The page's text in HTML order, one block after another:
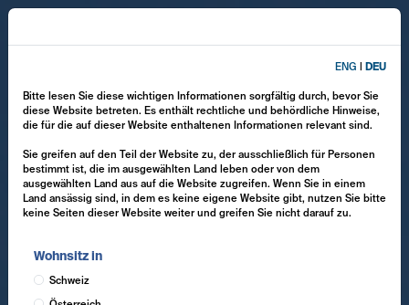
ENG DEU
Bitte lesen Sie diese wichtigen Informationen sorgfältig durch, bevor Sie
diese Website betreten. Es enthält rechtliche und behördliche Hinweise,
die für die auf dieser Website enthaltenen Informationen relevant sind.
Sie greifen auf den Teil der Website zu, der ausschließlich für Personen
bestimmt ist, die im ausgewählten Land leben oder von dem
ausgewählten Land aus auf die Website zugreifen. Wenn Sie in einem
Land ansässig sind, in dem es keine eigene Website gibt, nutzen Sie bitte
keine Seiten dieser Website weiter und greifen Sie nicht darauf zu.
Wohnsitz in
Schweiz